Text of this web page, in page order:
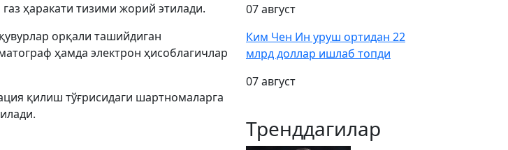
ҳаракати тизими жорий этилади.
орқали ташийдиган
ҳамда электрон ҳисоблагичлар
қилиш тўғрисидаги шартномаларга
07 август
Ким Чен Ин уруш ортидан 22
млрд доллар ишлаб топди
07 август
Тренддагилар